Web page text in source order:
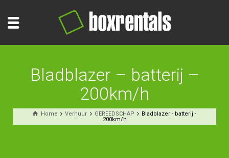
Bladblazer – batterij –
200km/h
Home Verhuur GEREEDSCHAP
Bladblazer - batterij -
200km/h